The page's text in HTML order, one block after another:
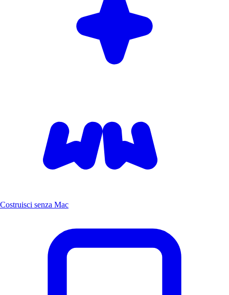
Costruisci senza Mac